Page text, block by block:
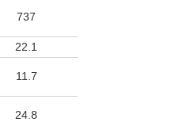
737
22.1
11.7
24.8